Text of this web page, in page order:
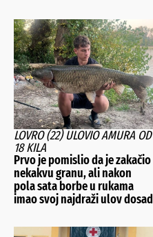
LOVRO (22) ULOVIO AMURA OD
18 KILA
Prvo je pomislio da je zakačio
nekakvu granu, ali nakon
pola sata borbe u rukama
imao svoj najdraži ulov dosad